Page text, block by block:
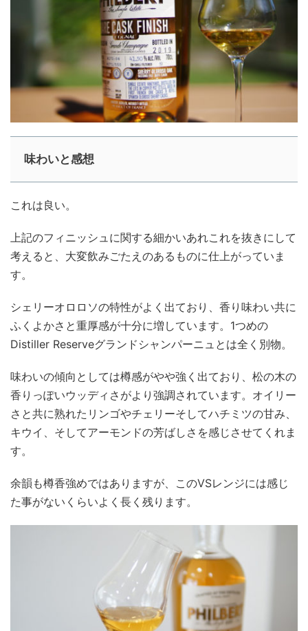
味わいと感想
これは良い。
上記のフィニッシュに関する細かいあれこれを抜きにして
考えると、大変飲みごたえのあるものに仕上がっていま
す。
シェリーオロロソの特性がよく出ており、香り味わい共に
ふくよかさと重厚感が十分に増しています。1つめの
Distiller Reserveグランドシャンパーニュとは全く別物。
味わいの傾向としては樽感がやや強く出ており、松の木の
香りっぽいウッディさがより強調されています。オイリー
さと共に熟れたリンゴやチェリーそしてハチミツの甘み、
キウイ、そしてアーモンドの芳ばしさを感じさせてくれま
す。
余韻も樽香強めではありますが、このVSレンジには感じ
た事がないくらいよく長く残ります。